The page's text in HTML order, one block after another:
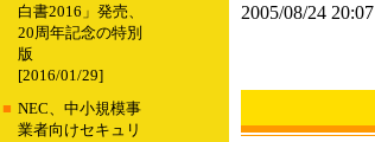
白書2016」発売、
20周年記念の特別
版
[2016/01/29]
■ NEC、中小規模事
業者向けセキュリ
2005/08/24 20:07